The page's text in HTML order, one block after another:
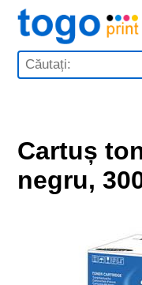
Cartuș
negru,